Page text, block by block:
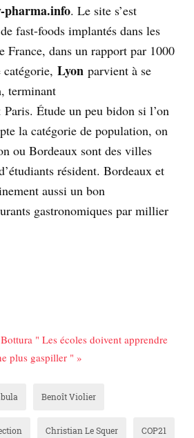
pharma.info. Le site s’est
fast-foods implantés dans les
France, dans un rapport par 1000
Lyon parvient à se
terminant
Étude un peu bidon si l’on
la catégorie de population, on
ou Bordeaux sont des villes
résident. Bordeaux et
aussi un bon
gastronomiques par millier
" Les écoles doivent apprendre
plus gaspiller " »
Benoît Violier
Christian Le Squer COP21